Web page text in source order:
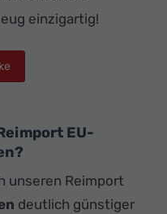
einzigartig!
EU-
unseren Reimport
deutlich günstiger